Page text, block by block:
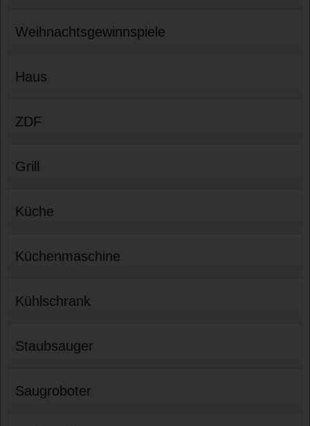
Weihnachtsgewinnspiele
Haus
ZDF
Grill
Küche
Küchenmaschine
Kühlschrank
Staubsauger
Saugroboter